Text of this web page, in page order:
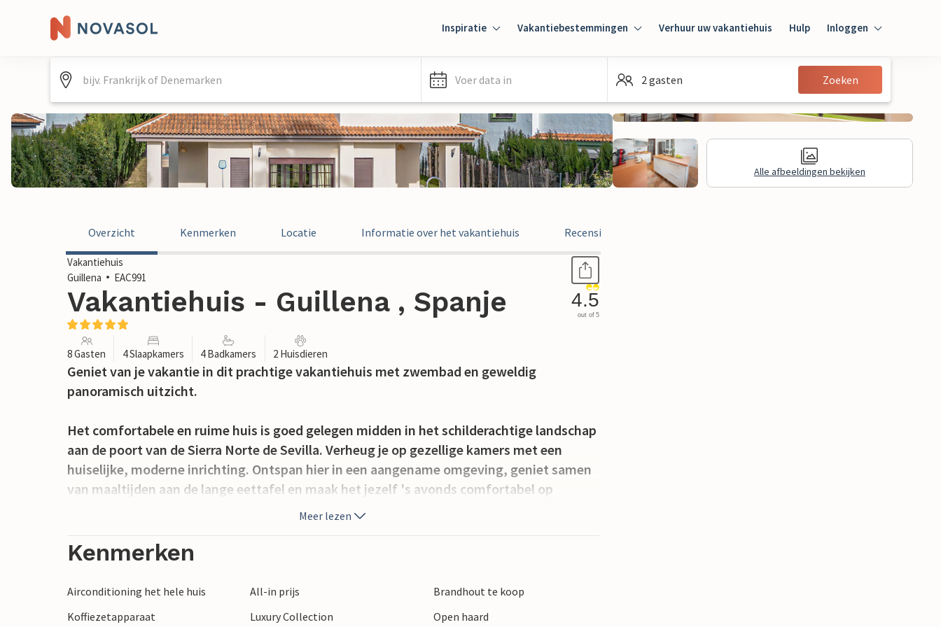
Inspiratie Vakantiebestemmingen Verhuur uw vakantiehuis Hulp Inloggen
Inloggen
Gast
Voer data in 2 gasten Zoeken
Alle afbeeldingen bekijken
Overzicht Kenmerken Locatie Informatie over het vakantiehuis Recensies
Vakantiehuis
Guillena
EAC991
Vakantiehuis - Guillena , Spanje 4.5
out of 5
8 Gasten 4 Slaapkamers 4 Badkamers 2 Huisdieren
Geniet van je vakantie in dit prachtige vakantiehuis met zwembad en geweldig
panoramisch uitzicht.
Het comfortabele en ruime huis is goed gelegen midden in het schilderachtige landschap
aan de poort van de Sierra Norte de Sevilla. Verheug je op gezellige kamers met een
huiselijke, moderne inrichting. Ontspan hier in een aangename omgeving, geniet samen
van maaltijden aan de lange eettafel en maak het jezelf 's avonds comfortabel op
uitnodigende banken na een veelbewogen dag. Creëer een bijzonder gezellige sfeer met
zon en zwem naar believen in het zwembad.
Meer lezen
Kenmerken
Airconditioning het hele huis All-in prijs
Brandhout te koop
Koffiezetapparaat
Luxury Collection
Open haard